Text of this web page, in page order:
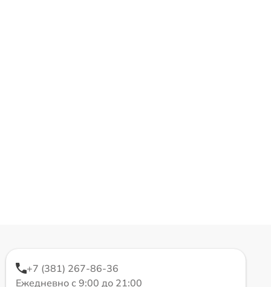
+7 (381) 267-86-36
Ежедневно с 9:00 до 21:00